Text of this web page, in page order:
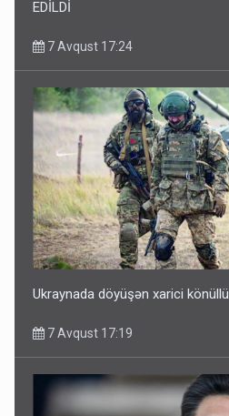
EDİLDİ
7 Avqust 17:24
Ukraynada döyüşən xarici
7 Avqust 17:19